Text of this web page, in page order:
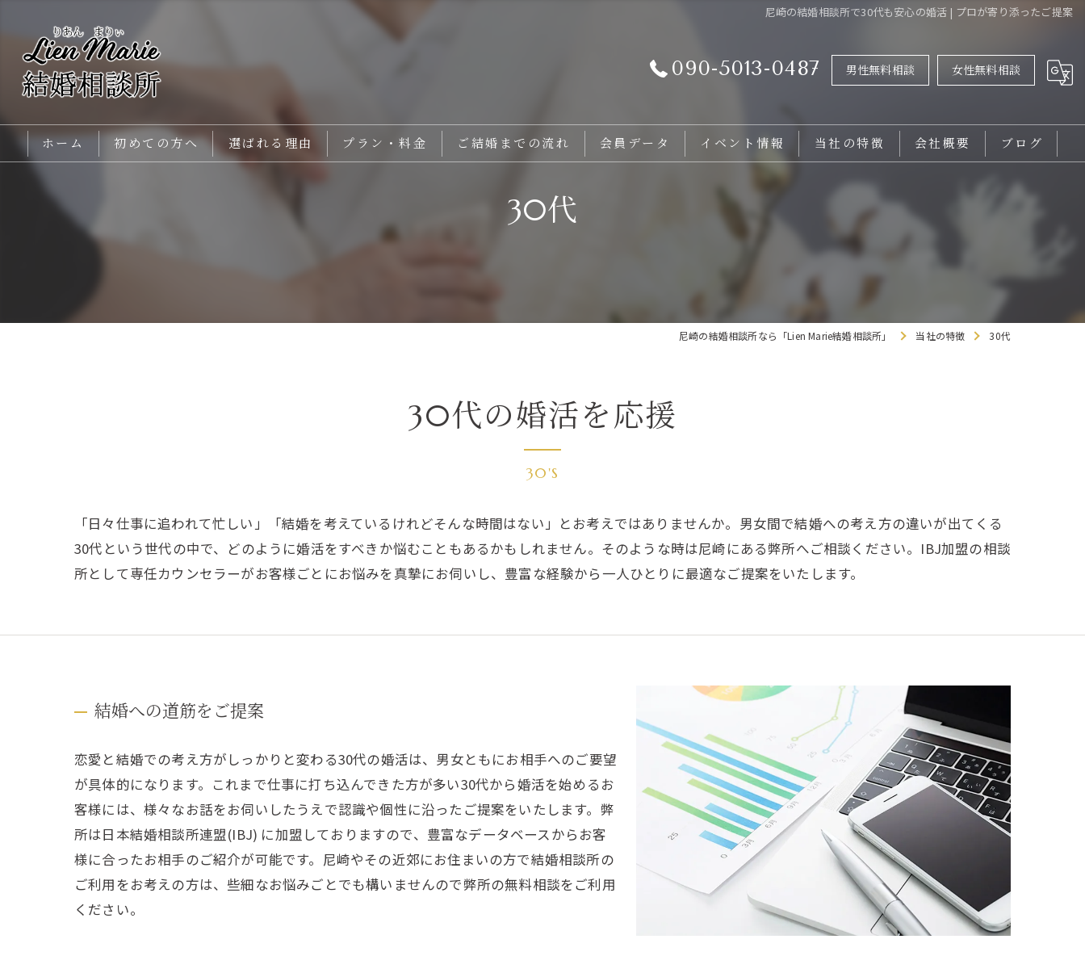
尼崎の結婚相談所で30代も安心の婚活 | プロが寄り添ったご提案
090-5013-0487 男性無料相談 女性無料相談
ホーム 初めての方へ 選ばれる理由 プラン・料金 ご結婚までの流れ 会員データ イベント情報 当社の特徴 会社概要 ブログ
30代
尼崎の結婚相談所なら「Lien Marie結婚相談所」 当社の特徴 30代
30代の婚活を応援
30'S
「日々仕事に追われて忙しい」「結婚を考えているけれどそんな時間はない」とお考えではありませんか。男女間で結婚への考え方の違いが出てくる
30代という世代の中で、どのように婚活をすべきか悩むこともあるかもしれません。そのような時は尼崎にある弊所へご相談ください。IBJ加盟の相談
所として専任カウンセラーがお客様ごとにお悩みを真摯にお伺いし、豊富な経験から一人ひとりに最適なご提案をいたします。
結婚への道筋をご提案
恋愛と結婚での考え方がしっかりと変わる30代の婚活は、男女ともにお相手へのご要望
が具体的になります。これまで仕事に打ち込んできた方が多い30代から婚活を始めるお
客様には、様々なお話をお伺いしたうえで認識や個性に沿ったご提案をいたします。弊
所は日本結婚相談所連盟(IBJ) に加盟しておりますので、豊富なデータベースからお客
様に合ったお相手のご紹介が可能です。尼崎やその近郊にお住まいの方で結婚相談所の
ご利用をお考えの方は、些細なお悩みごとでも構いませんので弊所の無料相談をご利用
ください。